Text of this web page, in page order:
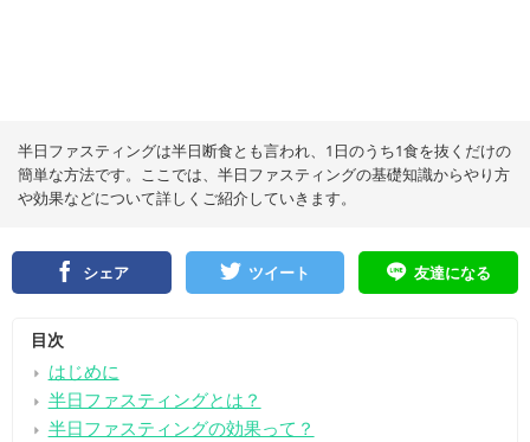
半日ファスティングは半日断食とも言われ、1日のうち1食を抜くだけの
簡単な方法です。ここでは、半日ファスティングの基礎知識からやり方
や効果などについて詳しくご紹介していきます。
シェア ツイート 友達になる
目次
はじめに
半日ファスティングとは？
半日ファスティングの効果って？